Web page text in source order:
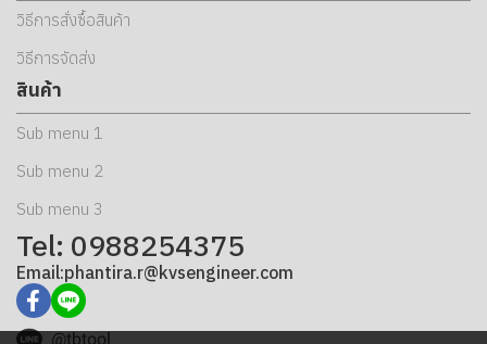
วิธีการสั่งซื้อสินค้า
วิธีการจัดส่ง
สินค้า
Sub menu 1
Sub menu 2
Sub menu 3
Tel: 0988254375
Email:phantira.r@kvsengineer.com
@tbtool